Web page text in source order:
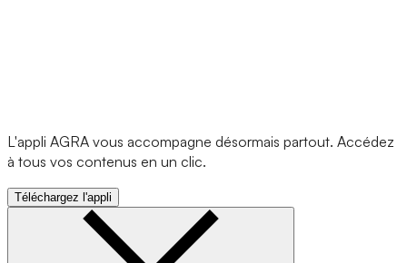
L'appli AGRA vous accompagne désormais partout. Accédez
à tous vos contenus en un clic.
Téléchargez l'appli